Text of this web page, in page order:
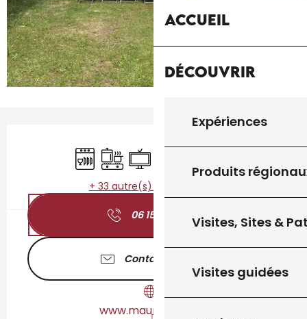
Accueil
Découvrir
Expériences
Produits
Visites, Sites &
Visites guidées
Ouverture et coordonnées
Lave vaisselle
Plaque de cuisson
Télévision
WiFi Jeux pour enfants /
Salle de sport
+ 33 autre(s) prestation(s)
06 15 87 24 ▒▒
Contactez-nous
www.maurelles.com